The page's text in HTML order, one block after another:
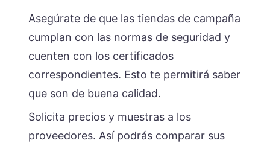
Asegúrate de que las tiendas de campaña
cumplan con las normas de seguridad y
cuenten con los certificados
correspondientes. Esto te permitirá saber
que son de buena calidad.
Solicita precios y muestras a los
proveedores. Así podrás comparar sus